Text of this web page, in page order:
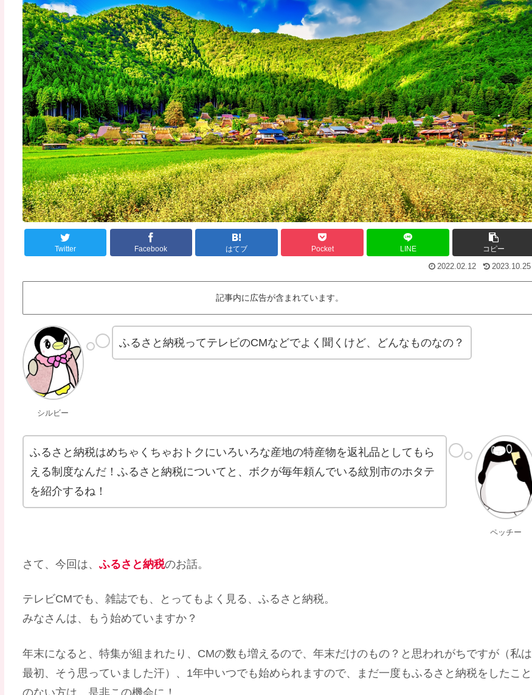
Twitter Facebook はてブ Pocket LINE コピー
2022.02.12 2023.10.25
記事内に広告が含まれています。
シルビー
ふるさと納税ってテレビのCMなどでよく聞くけど、どんなものなの？
ペッチー
ふるさと納税はめちゃくちゃおトクにいろいろな産地の特産物を返礼品としてもら
える制度なんだ！ふるさと納税についてと、ボクが毎年頼んでいる紋別市のホタテ
を紹介するね！
さて、今回は、 ふるさと納税のお話。
テレビCMでも、雑誌でも、とってもよく見る、ふるさと納税。
みなさんは、もう始めていますか？
年末になると、特集が組まれたり、CMの数も増えるので、年末だけのもの？と思われがちですが（私は
最初、そう思っていました汗）、1年中いつでも始められますので、まだ一度もふるさと納税をしたこと
のない方は、是非この機会に！